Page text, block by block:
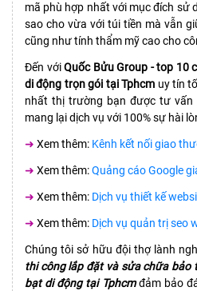
mã phù hợp nhất với mục đích sử
sao cho vừa với túi tiền mà vẫn
cũng như tính thẩm mỹ cao cho
Đến vớiQuốc Bửu Group - top 10
di động trọn gói tại Tphcm uy tín
nhất thị trường bạn được tư vấn
mang lại dịch vụ với 100% sự hài
➜ Xem thêm: Kênh kết nối giao
➜ Xem thêm:Quảng cáo Google
➜ Xem thêm: Dịch vụ thiết kế
➜ Xem thêm: Dịch vụ quản trị seo
Chúng tôi sở hữu đội thợ lành
thi công lắp đặt và sửa chữa bảo
bạt di động tại Tphcmđảm bảo